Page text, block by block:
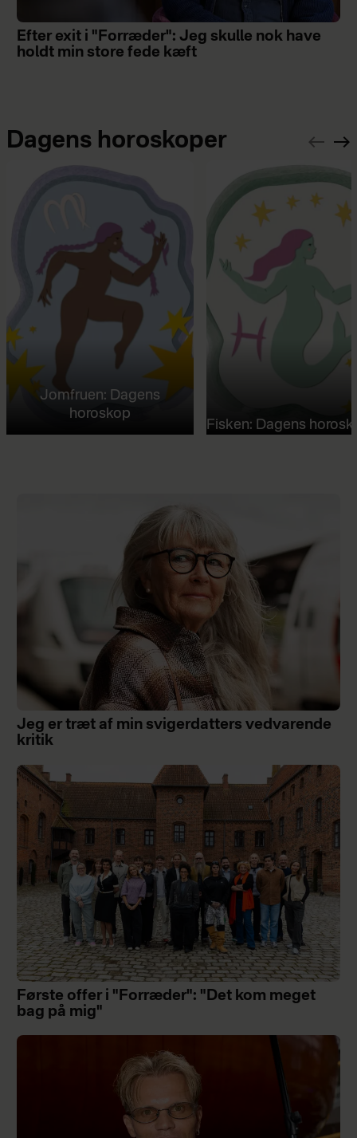
Efter exit i "Forræder": Jeg skulle nok have
holdt min store fede kæft
Dagens horoskoper
Jomfruen: Dagens
horoskop
Fisken: Dagens
Jeg er træt af min svigerdatters vedvarende
kritik
Første offer i "Forræder": "Det kom meget
bag på mig"